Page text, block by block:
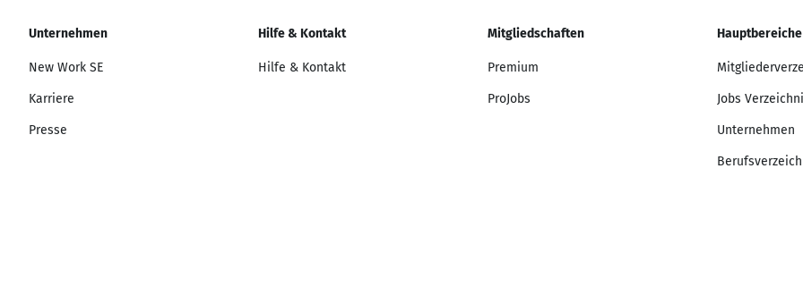
Unternehmen
New Work SE
Karriere
Presse
Hilfe & Kontakt
Hilfe & Kontakt
Mitgliedschaften
Premium
ProJobs
Hauptbereiche
Jobs
Unternehmen